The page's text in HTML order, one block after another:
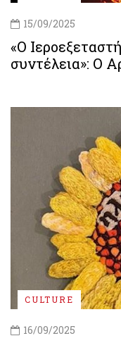
15/09/2025
«Ο
συντέλεια»: Ο
CULTURE
16/09/2025